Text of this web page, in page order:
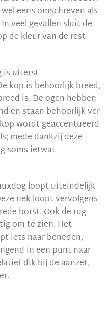
eens omschreven als
veel gevallen sluit de
de kleur van de rest
is uiterst
kop is behoorlijk breed,
is. De ogen hebben
en staan behoorlijk ver
wordt geaccentueerd
mede dankzij deze
soms ietwat
loopt uiteindelijk
nek loopt vervolgens
borst. Ook de rug
om te zien. Het
iets naar beneden,
in een punt naar
dik bij de aanzet,